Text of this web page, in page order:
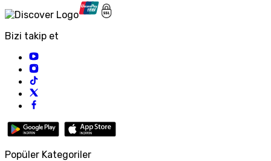
Bizi takip et
Popüler Kategoriler